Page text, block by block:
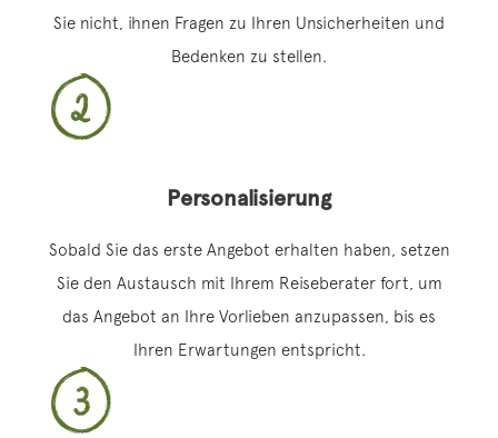
Sie nicht, ihnen Fragen zu Ihren Unsicherheiten und
Bedenken zu stellen.
Personalisierung
Sobald Sie das erste Angebot erhalten haben, setzen
Sie den Austausch mit Ihrem Reiseberater fort, um
das Angebot an Ihre Vorlieben anzupassen, bis es
Ihren Erwartungen entspricht.